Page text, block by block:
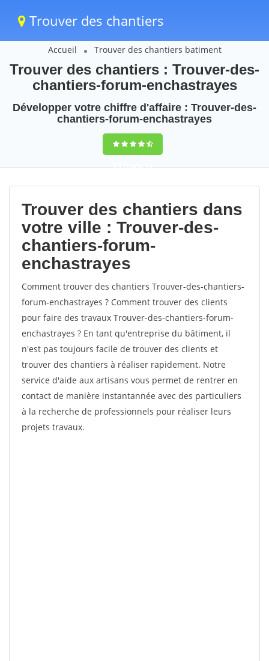
Trouver des chantiers
Accueil Trouver des chantiers batiment
Trouver des chantiers : Trouver-des-
chantiers-forum-enchastrayes
Développer votre chiffre d'affaire : Trouver-des-
chantiers-forum-enchastrayes
9,5(100%)79
votes
Trouver des chantiers dans
votre ville : Trouver-des-
chantiers-forum-
enchastrayes
Comment trouver des chantiers Trouver-des-chantiers-
forum-enchastrayes ? Comment trouver des clients
pour faire des travaux Trouver-des-chantiers-forum-
enchastrayes ? En tant qu'entreprise du bâtiment, il
n'est pas toujours facile de trouver des clients et
trouver des chantiers à réaliser rapidement. Notre
service d'aide aux artisans vous permet de rentrer en
contact de manière instantannée avec des particuliers
à la recherche de professionnels pour réaliser leurs
projets travaux.